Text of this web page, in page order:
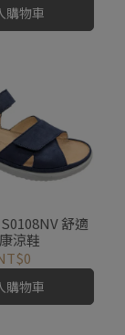
購物車
舒適
涼鞋
購物車